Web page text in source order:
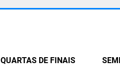
QUARTAS DE FINAIS